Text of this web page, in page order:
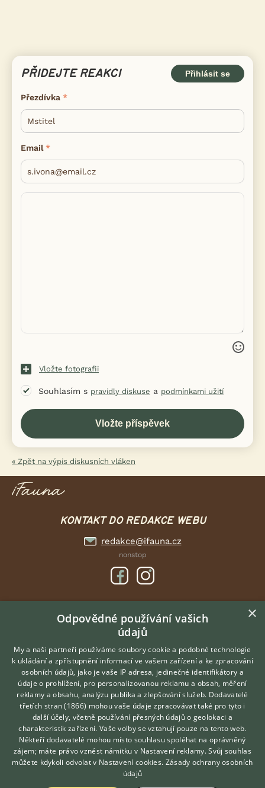
PŘIDEJTE REAKCI Přihlásit se
Přezdívka
Email
Vložte fotografii
Souhlasím s pravidly diskuse a podmínkami užití
« Zpět na výpis diskusních vláken
KONTAKT DO REDAKCE WEBU
redakce@ifauna.cz
nonstop
DOMOVSKÁ STRÁNKA
INZERCE
DISKUSE
ČLÁNKY
O nás
Kontakt
Možnosti zvýraznění inzerátů
Podmínky užití
Zpracování osobních údajů
Přihlášení
Hledáte zvířecího kamaráda?
Zdarma vám poradí
VETERINÁŘ ONLINE
KONZULTOVAT S
VETERINÁŘEM
×
Odpovědné používání vašich
údajů
My a naši partneři používáme soubory cookie a podobné technologie
k ukládání a zpřístupnění informací ve vašem zařízení a ke zpracování
osobních údajů, jako je vaše IP adresa, jedinečné identifikátory a
údaje o prohlížení, pro personalizovanou reklamu a obsah, měření
reklamy a obsahu, analýzu publika a zlepšování služeb. Dodavatelé
třetích stran (1866) mohou vaše údaje zpracovávat také pro tyto i
další účely, včetně používání přesných údajů o geolokaci a
charakteristik zařízení. Vaše volby se vztahují pouze na tento web.
Někteří dodavatelé mohou místo souhlasu spoléhat na oprávněný
zájem; máte právo vznést námitku v Nastavení reklamy. Svůj souhlas
můžete kdykoli odvolat v Nastavení cookies. Zásady ochrany osobních
údajů